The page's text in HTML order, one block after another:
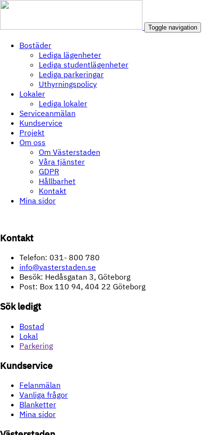
Toggle navigation
Bostäder
Lediga lägenheter
Lediga studentlägenheter
Lediga parkeringar
Uthyrningspolicy
Lokaler
Lediga lokaler
Serviceanmälan
Kundservice
Projekt
Om oss
Om Västerstaden
Våra tjänster
GDPR
Hållbarhet
Kontakt
Mina sidor
Kontakt
Telefon: 031- 800 780
info@vasterstaden.se
Besök: Hedåsgatan 3, Göteborg
Post: Box 110 94, 404 22 Göteborg
Sök ledigt
Bostad
Lokal
Parkering
Kundservice
Felanmälan
Vanliga frågor
Blanketter
Mina sidor